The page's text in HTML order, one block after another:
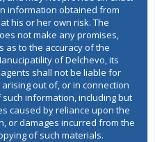
a problem
and finances
Permit
information obtained from
his or her own risk. The
not make any promises,
as to the accuracy of the
of Delchevo, its
shall not be liable for
out of, or in connection
information, including but
caused by reliance upon the
or damages incurred from the
of such materials.